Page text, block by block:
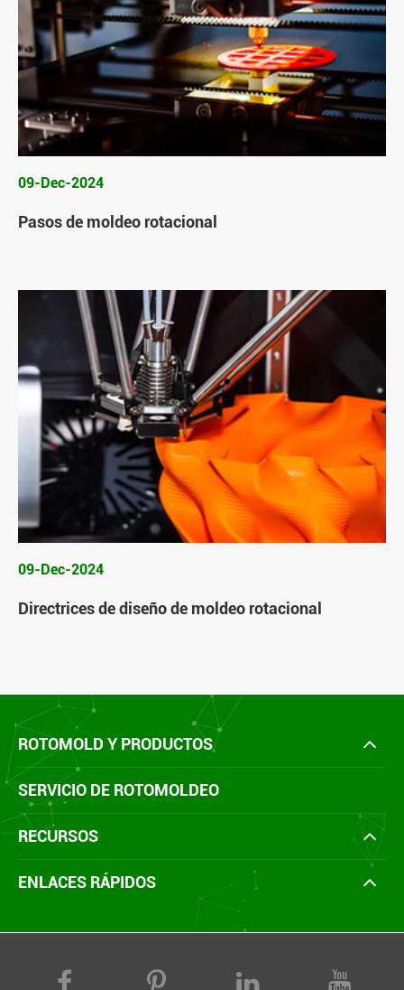
09-Dec-2024
Pasos de moldeo rotacional
09-Dec-2024
Directrices de diseño de moldeo rotacional
ROTOMOLD Y PRODUCTOS
SERVICIO DE ROTOMOLDEO
RECURSOS
ENLACES RÁPIDOS